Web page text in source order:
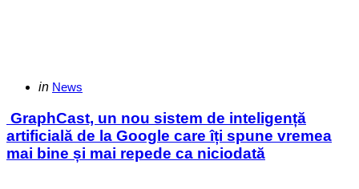
Categories
Posted
in News
GraphCast, un nou sistem de inteligență
artificială de la Google care îți spune vremea
mai bine și mai repede ca niciodată